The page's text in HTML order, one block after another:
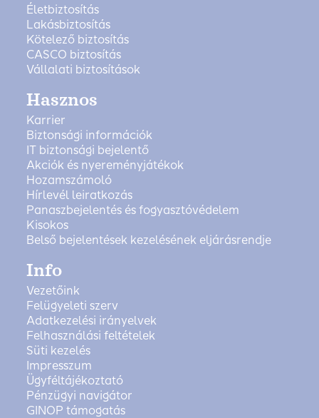
Életbiztosítás
Lakásbiztosítás
Kötelező biztosítás
CASCO biztosítás
Vállalati biztosítások
Hasznos
Karrier
Biztonsági információk
IT biztonsági bejelentő
Akciók és nyereményjátékok
Hozamszámoló
Hírlevél leiratkozás
Panaszbejelentés és fogyasztóvédelem
Kisokos
Belső bejelentések kezelésének eljárásrendje
Info
Vezetőink
Felügyeleti szerv
Adatkezelési irányelvek
Felhasználási feltételek
Süti kezelés
Impresszum
Ügyféltájékoztató
Pénzügyi navigátor
GINOP támogatás